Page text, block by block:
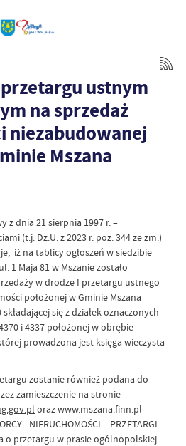
przetargu ustnym
na sprzedaż
niezabudowanej
Mszana
z dnia 21 sierpnia 1997 r. –
(t.j. Dz.U. z 2023 r. poz. 344 ze zm.)
iż na tablicy ogłoszeń w siedzibie
1 Maja 81 w Mszanie zostało
w drodze I przetargu ustnego
położonej w Gminie Mszana
się z działek oznaczonych
i 4337 położonej w obrębie
prowadzona jest księga wieczysta
zostanie również podana do
zamieszczenie na stronie
oraz www.mszana.finn.pl
- NIERUCHOMOŚCI – PRZETARGI -
o przetargu w prasie ogólnopolskiej